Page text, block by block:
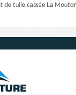
de tuile cassée La